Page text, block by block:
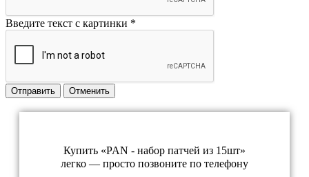
Введите текст с картинки *
Отправить Отменить
Купить «PAN - набор патчей из 15шт»
легко — просто позвоните по телефону